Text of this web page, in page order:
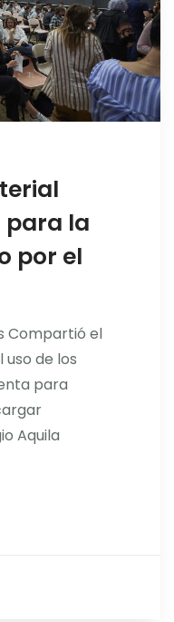
para la
por el
Compartió el
uso de los
para
Aquila